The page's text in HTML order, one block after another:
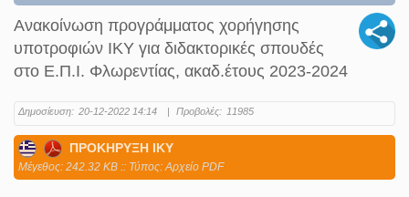
Ανακοίνωση προγράμματος χορήγησης
υποτροφιών ΙΚΥ για διδακτορικές σπουδές
στο Ε.Π.Ι. Φλωρεντίας, ακαδ.έτους 2023-2024
Δημοσίευση: 20-12-2022 14:14 | Προβολές: 11985
ΠΡΟΚΗΡΥΞΗ ΙΚΥ
Mέγεθος: 242.32 KB :: Τύπος: Αρχείο PDF